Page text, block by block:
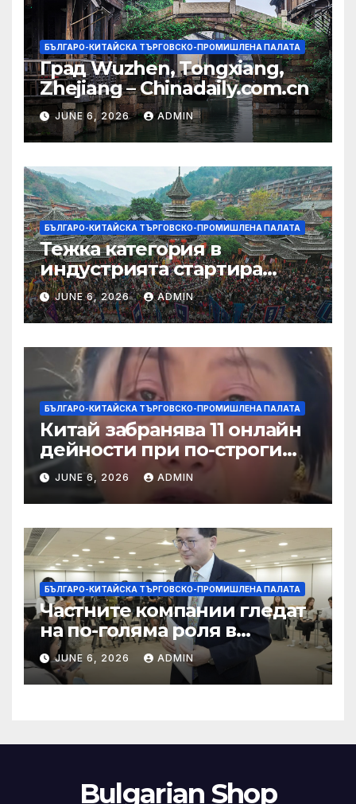
БЪЛГАРО-КИТАЙСКА ТЪРГОВСКО-ПРОМИШЛЕНА ПАЛАТА
Град Wuzhen, Tongxiang,
Zhejiang – Chinadaily.com.cn
JUNE 6, 2026 ADMIN
БЪЛГАРО-КИТАЙСКА ТЪРГОВСКО-ПРОМИШЛЕНА ПАЛАТА
Тежка категория в
индустрията стартира
алианс за космическа
слънчева енергия
JUNE 6, 2026 ADMIN
БЪЛГАРО-КИТАЙСКА ТЪРГОВСКО-ПРОМИШЛЕНА ПАЛАТА
Китай забранява 11 онлайн
дейности при по-строги
правила за ограничаване на
слуховете и
кибернасилниците
JUNE 6, 2026 ADMIN
БЪЛГАРО-КИТАЙСКА ТЪРГОВСКО-ПРОМИШЛЕНА ПАЛАТА
Частните компании гледат
на по-голяма роля в
стратегическата
енергетика
JUNE 6, 2026 ADMIN
Bulgarian Shop